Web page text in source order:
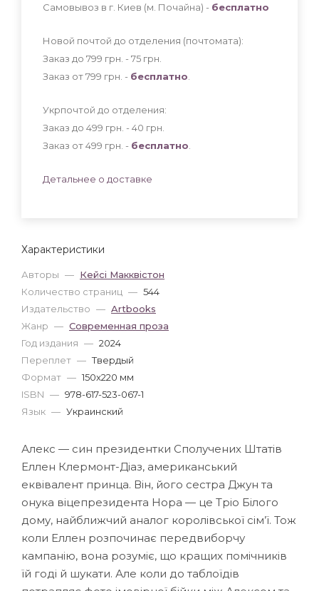
Характеристики
Авторы — Кейсі Макквістон
Количество страниц — 544
Издательство — Artbooks
Жанр — Современная проза
Год издания — 2024
Переплет — Твердый
Формат — 150x220 мм
ISBN — 978-617-523-067-1
Язык — Украинский
Самовывоз в г. Киев (м. Почайна) - бесплатно
Новой почтой до отделения (почтомата):
Заказ до 799 грн. - 75 грн
Заказ от 799 грн. - бесплатно
Укрпочтой до отделения:
Заказ до 499 грн. - 40 грн
Заказ от 499 грн. - бесплатно
Детальнее о доставке
Алекс — син президентки Сполучених Штатів
Еллен Клермонт-Діаз, американський
еквівалент принца. Він, його сестра Джун та
онука віцепрезидента Нора — це Тріо Білого
дому, найближчий аналог королівської сім’ї. Тож
коли Еллен розпочинає передвиборчу
кампанію, вона розуміє, що кращих помічників
їй годі й шукати. Але коли до таблоїдів